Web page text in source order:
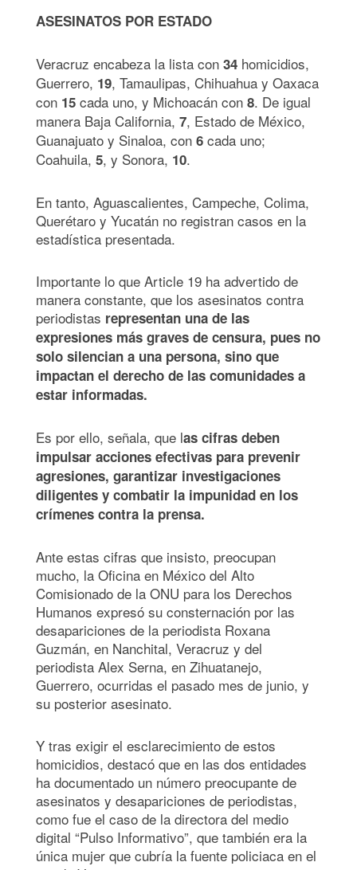
ASESINATOS POR ESTADO
Veracruz encabeza la lista con 34 homicidios,
Guerrero, 19, Tamaulipas, Chihuahua y Oaxaca
con 15 cada uno, y Michoacán con 8. De igual
manera Baja California, 7, Estado de México,
Guanajuato y Sinaloa, con 6 cada uno;
Coahuila, 5, y Sonora, 10.
En tanto, Aguascalientes, Campeche, Colima,
Querétaro y Yucatán no registran casos en la
estadística presentada.
Importante lo que Article 19 ha advertido de
manera constante, que los asesinatos contra
periodistas representan una de las
expresiones más graves de censura, pues no
solo silencian a una persona, sino que
impactan el derecho de las comunidades a
estar informadas.
Es por ello, señala, que las cifras deben
impulsar acciones efectivas para prevenir
agresiones, garantizar investigaciones
diligentes y combatir la impunidad en los
crímenes contra la prensa.
Ante estas cifras que insisto, preocupan
mucho, la Oficina en México del Alto
Comisionado de la ONU para los Derechos
Humanos expresó su consternación por las
desapariciones de la periodista Roxana
Guzmán, en Nanchital, Veracruz y del
periodista Alex Serna, en Zihuatanejo,
Guerrero, ocurridas el pasado mes de junio, y
su posterior asesinato.
Y tras exigir el esclarecimiento de estos
homicidios, destacó que en las dos entidades
ha documentado un número preocupante de
asesinatos y desapariciones de periodistas,
como fue el caso de la directora del medio
digital “Pulso Informativo”, que también era la
única mujer que cubría la fuente policiaca en el